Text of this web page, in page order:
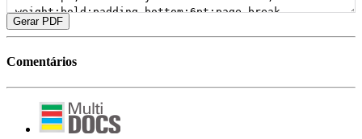
Gerar PDF
Comentários